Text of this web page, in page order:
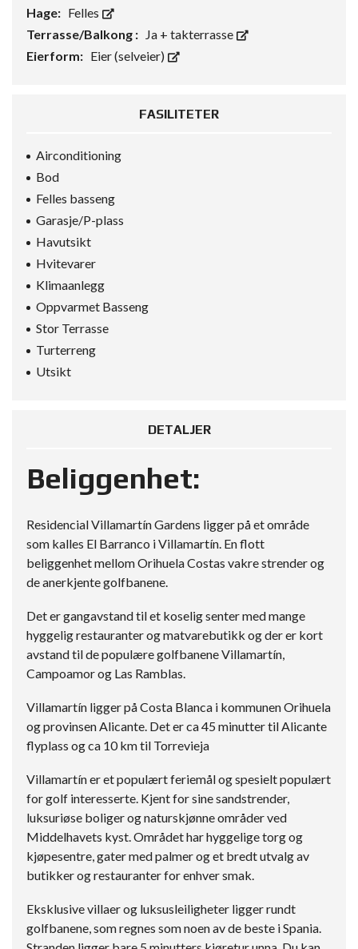
Hage: Felles
Terrasse/Balkong : Ja + takterrasse
Eierform: Eier (selveier)
FASILITETER
Airconditioning
Bod
Felles basseng
Garasje/P-plass
Havutsikt
Hvitevarer
Klimaanlegg
Oppvarmet Basseng
Stor Terrasse
Turterreng
Utsikt
DETALJER
Beliggenhet:
Residencial Villamartín Gardens ligger på et område
som kalles El Barranco i Villamartín. En flott
beliggenhet mellom Orihuela Costas vakre strender og
de anerkjente golfbanene.
Det er gangavstand til et koselig senter med mange
hyggelig restauranter og matvarebutikk og der er kort
avstand til de populære golfbanene Villamartín,
Campoamor og Las Ramblas.
Villamartín ligger på Costa Blanca i kommunen Orihuela
og provinsen Alicante. Det er ca 45 minutter til Alicante
flyplass og ca 10 km til Torrevieja
Villamartín er et populært feriemål og spesielt populært
for golf interesserte. Kjent for sine sandstrender,
luksuriøse boliger og naturskjønne områder ved
Middelhavets kyst. Området har hyggelige torg og
kjøpesentre, gater med palmer og et bredt utvalg av
butikker og restauranter for enhver smak.
Eksklusive villaer og luksusleiligheter ligger rundt
golfbanene, som regnes som noen av de beste i Spania.